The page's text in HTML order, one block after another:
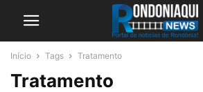
Início Tags Tratamento
Tratamento